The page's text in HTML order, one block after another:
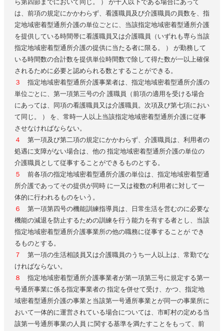
ら第四節までにおいて同じ。 ） が十人以下である場合にあって
は、前項の規定にかかわらず、看護職員及び介護職員の員数を、指
定地域密着型通所介護の単位ごとに、当該指定地域密着型通所介護
を提供している時間帯に看護職員又は介護職員（いずれも専ら当該
指定地域密着型通所介護の提供に当たる者に限る。 ） が勤務して
いる時間数の合計数を提供単位時間数で除して得た数が一以上確保
されるために必要と認められる数とすることができる。
３
指定地域密着型通所介護事業者は、指定地域密着型通所介護の
単位ごとに、第一項第三号の介 護職員（前項の適用を受ける場合
にあっては、同項の看護職員又は介護職員。次項及び第七項におい
て同じ。 ） を、常時一人以上当該指定地域密着型通所介護に従事
させなければならない。
４
第一項及び第二項の規定にかかわらず、介護職員は、利用者の
処遇に支障がない場合は、他の 指定地域密着型通所介護の単位の
介護職員として従事することができるものとする。
５
前各項の指定地域密着型通所介護の単位は、指定地域密着型通
所介護であってその提供が同時 に一又は複数の利用者に対して一
体的に行われるものをいう。
６
第一項第四号の機能訓練指導員は、日常生活を営むのに必要な
機能の減退を防止するための訓練を行う能力を有する者とし、当該
指定地域密着型通所介護事業所の他の職務に従事することが でき
るものとする。
７
第一項の生活相談員又は介護職員のうち一人以上は、常勤でな
ければならない。
８
指定地域密着型通所介護事業者が第一項第三号に規定する第一
号通所事業に係る指定事業者の 指定を併せて受け、かつ、指定地
域密着型通所介護の事業と当該第一号通所事業とが同一の事業所に
おいて一体的に運営されている場合については、市町村の定める当
該第一号通所事業の人員 に関する基準を満たすことをもって、前